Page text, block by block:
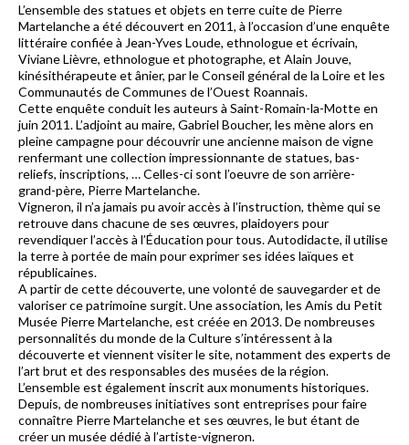
L’ensemble des statues et objets en terre cuite de Pierre
Martelanche a été découvert en 2011, à l’occasion d’une enquête
littéraire confiée à Jean-Yves Loude, ethnologue et écrivain,
Viviane Lièvre, ethnologue et photographe, et Alain Jouve,
kinésithérapeute et ânier, par le Conseil général de la Loire et les
Communautés de Communes de l’Ouest Roannais.
Cette enquête conduit les auteurs à Saint-Romain-la-Motte en
juin 2011. L’adjoint au maire, Gabriel Boucher, les mène alors en
pleine campagne pour découvrir une ancienne maison de vigne
renfermant une collection impressionnante de statues, bas-
reliefs, inscriptions, … Celles-ci sont l’oeuvre de son arrière-
grand-père, Pierre Martelanche.
Vigneron, il n’a jamais pu avoir accès à l’instruction, thème qui se
retrouve dans chacune de ses œuvres, plaidoyers pour
revendiquer l’accès à l’Éducation pour tous. Autodidacte, il utilise
la terre à portée de main pour exprimer ses idées laïques et
républicaines.
A partir de cette découverte, une volonté de sauvegarder et de
valoriser ce patrimoine surgit. Une association, les Amis du Petit
Musée Pierre Martelanche, est créée en 2013. De nombreuses
personnalités du monde de la Culture s’intéressent à la
découverte et viennent visiter le site, notamment des experts de
l’art brut et des responsables des musées de la région.
L’ensemble est également inscrit aux monuments historiques.
Depuis, de nombreuses initiatives sont entreprises pour faire
connaître Pierre Martelanche et ses œuvres, le but étant de
créer un musée dédié à l’artiste-vigneron.